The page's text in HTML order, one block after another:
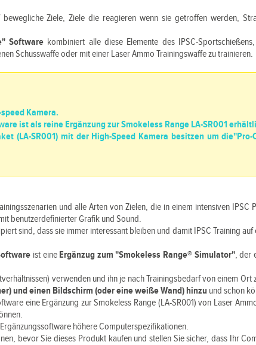
Ziele, Ziele die reagieren wenn sie getroffen werden,
Software kombiniert alle diese Elemente des IPSC-
Schusswaffe oder mit einer Laser Ammo Trainingswaffe zu trainieren.
Kamera.
ist als reine Ergänzung zur Smokeless Range LA-SR001
(LA-SR001) mit der High-Speed Kamera besitzen um
und alle Arten von Zielen, die in einem intensiven IPSC
benutzerdefinierter Grafik und Sound.
sind, dass sie immer interessant bleiben und damit IPSC Training auf
ist eine Ergänzug zum "Smokeless Range® Simulator", der
verwenden und ihn je nach Trainingsbedarf von einem
und einen Bildschirm (oder eine weiße Wand) hinzu und schon
eine Ergänzung zur Smokeless Range (LA-SR001) von Laser
höhere Computerspezifikationen.
bevor Sie dieses Produkt kaufen und stellen Sie sicher, dass Ihr